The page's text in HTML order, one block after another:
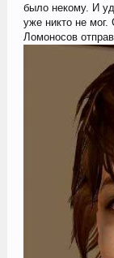
было некому. И
уже никто не
Ломоносов